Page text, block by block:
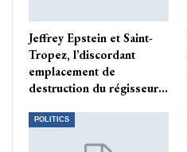
Jeffrey Epstein et Saint-
Tropez, l’discordant
emplacement de
destruction du régisseur…
POLITICS